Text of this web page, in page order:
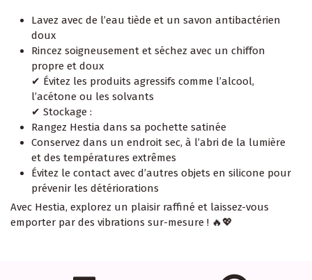
Lavez avec de l’eau tiède et un savon antibactérien
doux
Rincez soigneusement et séchez avec un chiffon
propre et doux
✔ Évitez les produits agressifs comme l’alcool,
l’acétone ou les solvants
✔ Stockage :
Rangez Hestia dans sa pochette satinée
Conservez dans un endroit sec, à l’abri de la lumière
et des températures extrêmes
Évitez le contact avec d’autres objets en silicone pour
prévenir les détériorations
Avec Hestia, explorez un plaisir raffiné et laissez-vous
emporter par des vibrations sur-mesure ! 🔥💖